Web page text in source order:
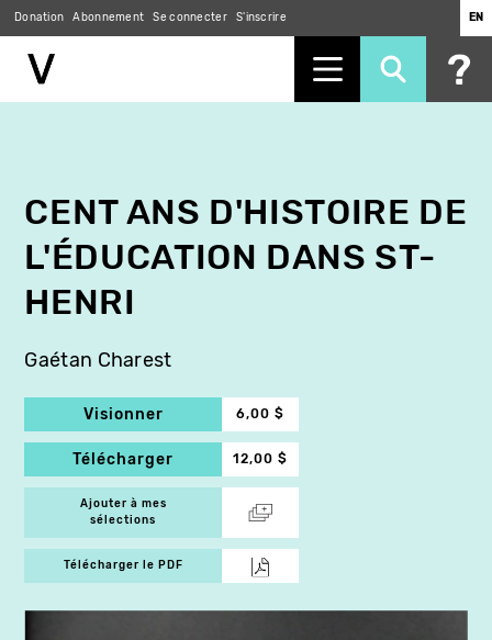
Donation Abonnement Se connecter S'inscrire EN
CENT ANS D'HISTOIRE DE
L'ÉDUCATION DANS ST-
HENRI
Gaétan Charest
Visionner 6,00 $
Télécharger 12,00 $
Ajouter à mes
sélections
Télécharger le PDF